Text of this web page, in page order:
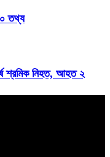
তথ্য
শ্রমিক নিহত, আহত ২